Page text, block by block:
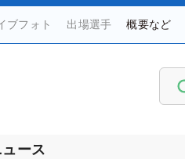
ブフォト 出場選手 概要など
ュース